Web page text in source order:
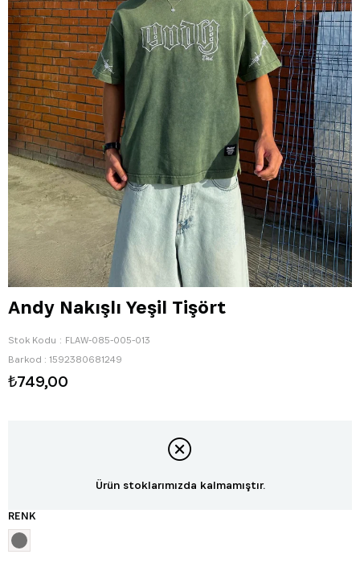
Andy Nakışlı Yeşil Tişört
Stok Kodu
FLAW-085-005-013
Barkod : 1592380681249
₺749,00
Ürün stoklarımızda kalmamıştır.
RENK